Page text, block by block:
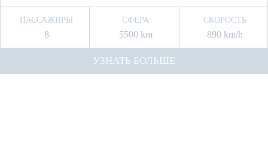
ПАССАЖИРЫ
8
СФЕРА
5500 km
СКОРОСТЬ
890 km/h
УЗНАТЬ БОЛЬШЕ